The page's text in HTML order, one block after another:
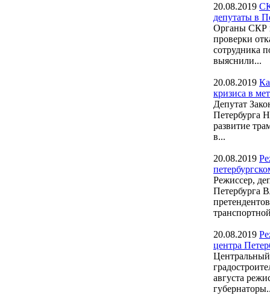
20.08.2019
депутаты в
Органы СКР
проверки
сотрудника
выяснили...
20.08.2019
кризиса в
Депутат
Петербурга
развитие
в...
20.08.2019
Режиссер,
Петербурга
20.08.2019
центра
Центральный
августа